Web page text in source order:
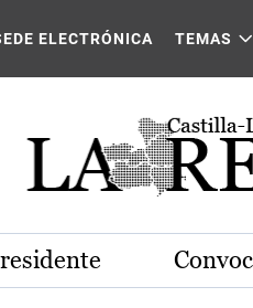
La
ELECTRÓNICA TEMAS